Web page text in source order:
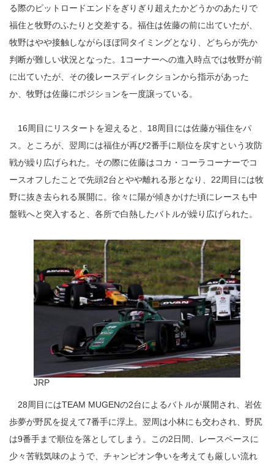
る際のピットロードエンドをぎりぎり超えたかどうかのあたりで
福住と牧野のふたりと交差する。福住は佐藤の前に出ていたが、
牧野はやや接触しながらほぼ同タイミングとなり、どちらが先か
判断が難しい状況となった。1コーナーへの進入時点では牧野が前
に出ていたが、その後レースディレクションから指示があった
か、牧野は佐藤にポジションを一度譲っている。
16周目にリスタートを迎えると、18周目には佐藤が福住をパ
ス。ところが、翌周には福住が再び2番手に順位を戻すという攻防
戦が繰り広げられた。その際に佐藤はコカ・コーラコーナーでコ
ースオフしたことで先頭2台とやや離れる形となり、22周目には牧
野に抜き去られる展開に。徐々に陽が傾きかけた頃にレースも中
盤戦へと突入すると、各所で白熱したバトルが繰り広げられた。
JRP
28周目にはTEAM MUGENの2台によるバトルが展開され、岩佐
歩夢が野尻を捉えて7番手に浮上。翌周は小林にも交わされ、野尻
は9番手まで順位を落としてしまう。この2日間、レースペースに
少々苦戦気味のようで、チャンピオン争いを考えても厳しい流れ